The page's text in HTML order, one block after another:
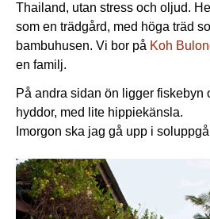
Thailand, utan stress och oljud.
som en trädgård, med höga träd
bambuhusen. Vi bor på Koh
en familj.
På andra sidan ön ligger fiskebyn
hyddor, med lite hippiekänsla.
Imorgon ska jag gå upp i